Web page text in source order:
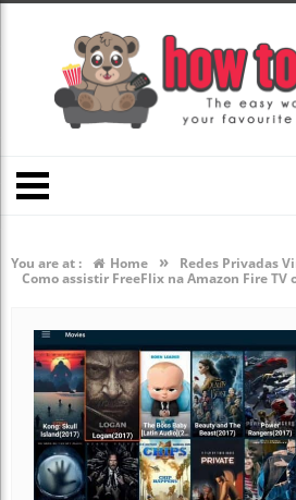
You are at : Home » Redes Privadas
Como assistir FreeFlix na Amazon Fire TV